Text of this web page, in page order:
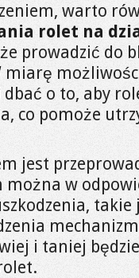
warto
rolet na
prowadzić do
miarę
o to, aby
co pomoże
jest
można w
i taniej